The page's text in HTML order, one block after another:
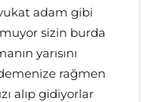
adam gibi
sizin burda
yarısını
rağmen
alıp gidiyorlar